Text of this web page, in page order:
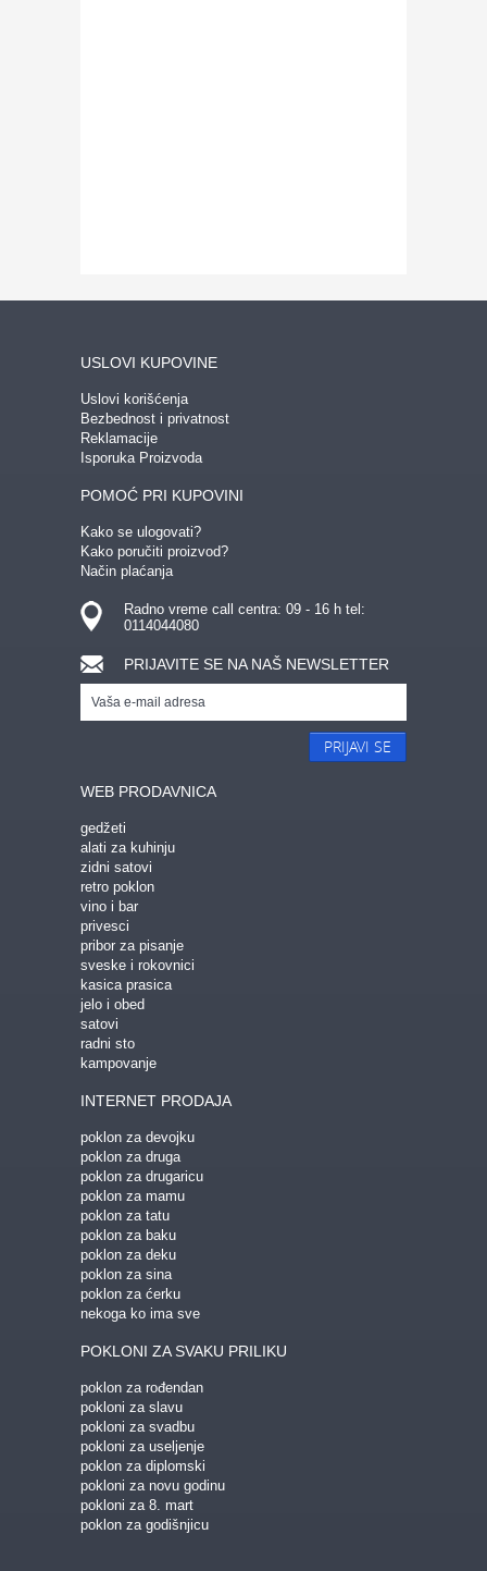
USLOVI KUPOVINE
Uslovi korišćenja
Bezbednost i privatnost
Reklamacije
Isporuka Proizvoda
POMOĆ PRI KUPOVINI
Kako se ulogovati?
Kako poručiti proizvod?
Način plaćanja
Radno vreme call centra: 09 - 16 h tel:
0114044080
PRIJAVITE SE NA NAŠ NEWSLETTER
PRIJAVI SE
WEB PRODAVNICA
gedžeti
alati za kuhinju
zidni satovi
retro poklon
vino i bar
privesci
pribor za pisanje
sveske i rokovnici
kasica prasica
jelo i obed
satovi
radni sto
kampovanje
INTERNET PRODAJA
poklon za devojku
poklon za druga
poklon za drugaricu
poklon za mamu
poklon za tatu
poklon za baku
poklon za deku
poklon za sina
poklon za ćerku
nekoga ko ima sve
POKLONI ZA SVAKU PRILIKU
poklon za rođendan
pokloni za slavu
pokloni za svadbu
pokloni za useljenje
poklon za diplomski
pokloni za novu godinu
pokloni za 8. mart
poklon za godišnjicu